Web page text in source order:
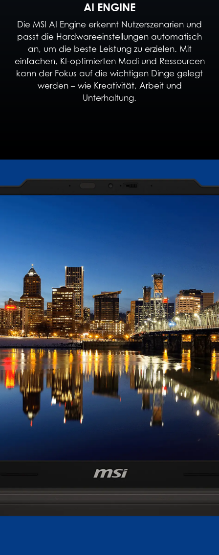
AI ENGINE
Die MSI AI Engine erkennt Nutzerszenarien und
passt die Hardwareeinstellungen automatisch
an, um die beste Leistung zu erzielen. Mit
einfachen, KI-optimierten Modi und Ressourcen
kann der Fokus auf die wichtigen Dinge gelegt
werden – wie Kreativität, Arbeit und
Unterhaltung.